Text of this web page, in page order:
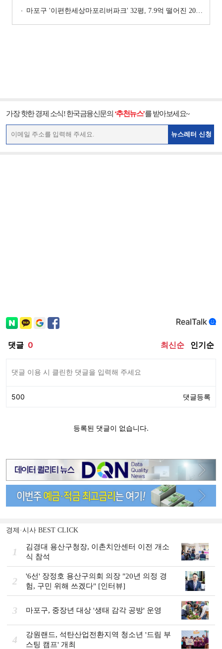
마포구 '이편한세상마포리버파크' 32평, 7.9억 떨어진 20.4억원에 거래 [일일 하락가]
가장 핫한 경제 소식! 한국금융신문의 ‘추천뉴스’를 받아보세요~
뉴스레터 신청
경제·시사 BEST CLICK
1
김경대 용산구청장, 이촌치안센터 이전 개소
식 참석
2
'6선' 장정호 용산구의회 의장 "20년 의정 경
험, 구민 위해 쓰겠다" [인터뷰]
3 마포구, 중장년 대상 '생태 감각 공방' 운영
4
강원랜드, 석탄산업전환지역 청소년 '드림 부
스팅 캠프' 개최